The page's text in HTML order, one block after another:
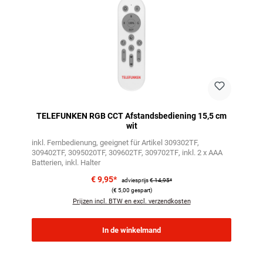
TELEFUNKEN RGB CCT Afstandsbediening 15,5 cm
wit
inkl. Fernbedienung geeignet für Artikel 309302TF,
309402TF, 3095020TF, 309602TF, 309702TF inkl. 2 x AAA
Batterien, inkl. Halter
€ 9,95* adviesprijs€ 14,95*
(€ 5,00 gespart)
Prijzen incl. BTW en excl. verzendkosten
In de winkelmand